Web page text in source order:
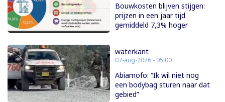
Bouwkosten blijven stijgen:
prijzen in een jaar tijd
gemiddeld 7,3% hoger
waterkant
07-aug-2026 - 05:00
Abiamofo: “Ik wil niet nog
een bodybag sturen naar dat
gebied”